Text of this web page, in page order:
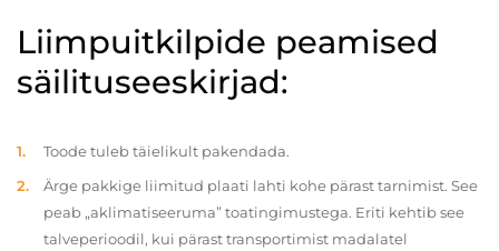
Liimpuitkilpide peamised
säilituseeskirjad:
Toode tuleb täielikult pakendada.
Ärge pakkige liimitud plaati lahti kohe pärast tarnimist. See
peab „aklimatiseeruma” toatingimustega. Eriti kehtib see
talveperioodil, kui pärast transportimist madalatel